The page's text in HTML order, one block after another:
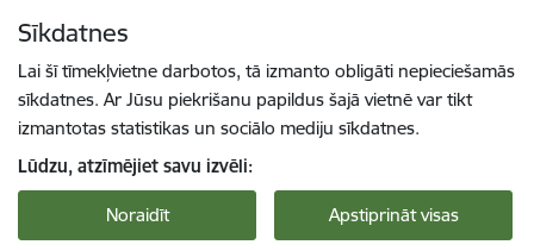
Sīkdatnes
Lai šī tīmekļvietne darbotos, tā izmanto obligāti nepieciešamās
sīkdatnes. Ar Jūsu piekrišanu papildus šajā vietnē var tikt
izmantotas statistikas un sociālo mediju sīkdatnes.
Lūdzu, atzīmējiet savu izvēli:
Noraidīt Apstiprināt visas